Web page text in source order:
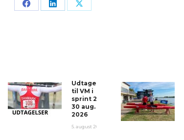
Udtagelser
til VM i
sprint 26-
30 aug.
2026
5. august 2026